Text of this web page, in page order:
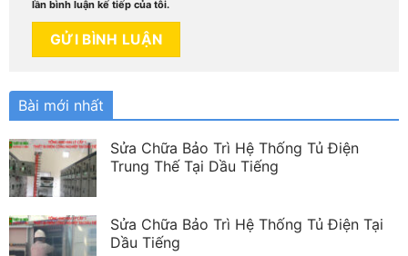
lần bình luận kế tiếp của tôi.
Bài mới nhất
Sửa Chữa Bảo Trì Hệ Thống Tủ Điện
Trung Thế Tại Dầu Tiếng
Sửa Chữa Bảo Trì Hệ Thống Tủ Điện Tại
Dầu Tiếng